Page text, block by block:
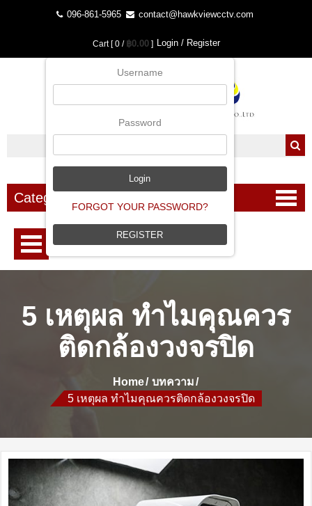
096-861-5965 contact@hawkviewcctv.com
Cart [ 0 / ฿0.00] Login / Register
Username
Password
FORGOT YOUR PASSWORD?
REGISTER
Categories
5 เหตุผล ทำไมคุณควร
ติดกล้องวงจรปิด
Home
บทความ
5 เหตุผล ทำไมคุณควรติดกล้องวงจรปิด